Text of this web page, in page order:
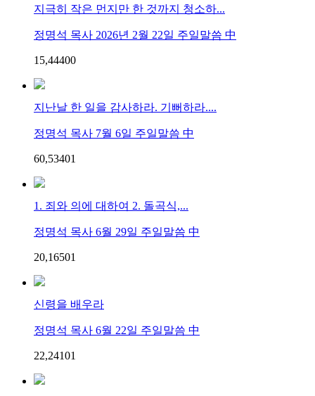
지극히 작은 먼지만 한 것까지 청소하...
정명석 목사 2026년 2월 22일 주일말씀 中
15,44400
지난날 한 일을 감사하라. 기뻐하라....
정명석 목사 7월 6일 주일말씀 中
60,53401
1. 죄와 의에 대하여 2. 돌곡식,...
정명석 목사 6월 29일 주일말씀 中
20,16501
신령을 배우라
정명석 목사 6월 22일 주일말씀 中
22,24101